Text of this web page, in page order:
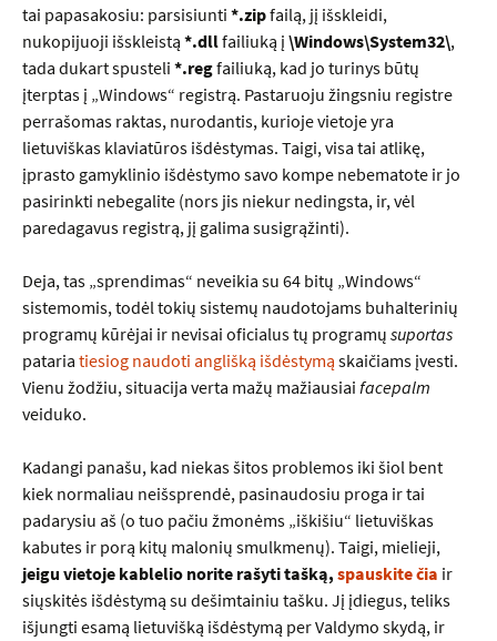
tai papasakosiu: parsisiunti *.zipfailą, jį išskleidi,
nukopijuoji išskleistą *.dllfailiuką į \Windows\System32\,
tada dukart spusteli *.regfailiuką, kad jo turinys būtų
įterptas į „Windows“ registrą. Pastaruoju žingsniu registre
perrašomas raktas, nurodantis, kurioje vietoje yra
lietuviškas klaviatūros išdėstymas. Taigi, visa tai atlikę,
įprasto gamyklinio išdėstymo savo kompe nebematote ir jo
pasirinkti nebegalite (nors jis niekur nedingsta, ir, vėl
paredagavus registrą, jį galima susigrąžinti).
Deja, tas „sprendimas“ neveikia su 64 bitų „Windows“
sistemomis, todėl tokių sistemų naudotojams buhalterinių
programų kūrėjai ir nevisai oficialus tų programų suportas
pataria tiesiog naudoti anglišką išdėstymą skaičiams įvesti.
Vienu žodžiu, situacija verta mažų mažiausiai facepalm
veiduko.
Kadangi panašu, kad niekas šitos problemos iki šiol bent
kiek normaliau neišsprendė, pasinaudosiu proga ir tai
padarysiu aš (o tuo pačiu žmonėms „iškišiu“ lietuviškas
kabutes ir porą kitų malonių smulkmenų). Taigi, mielieji,
jeigu vietoje kablelio norite rašyti tašką, spauskite čia ir
siųskitės išdėstymą su dešimtainiu tašku. Jį įdiegus, teliks
išjungti esamą lietuvišką išdėstymą per Valdymo skydą, ir